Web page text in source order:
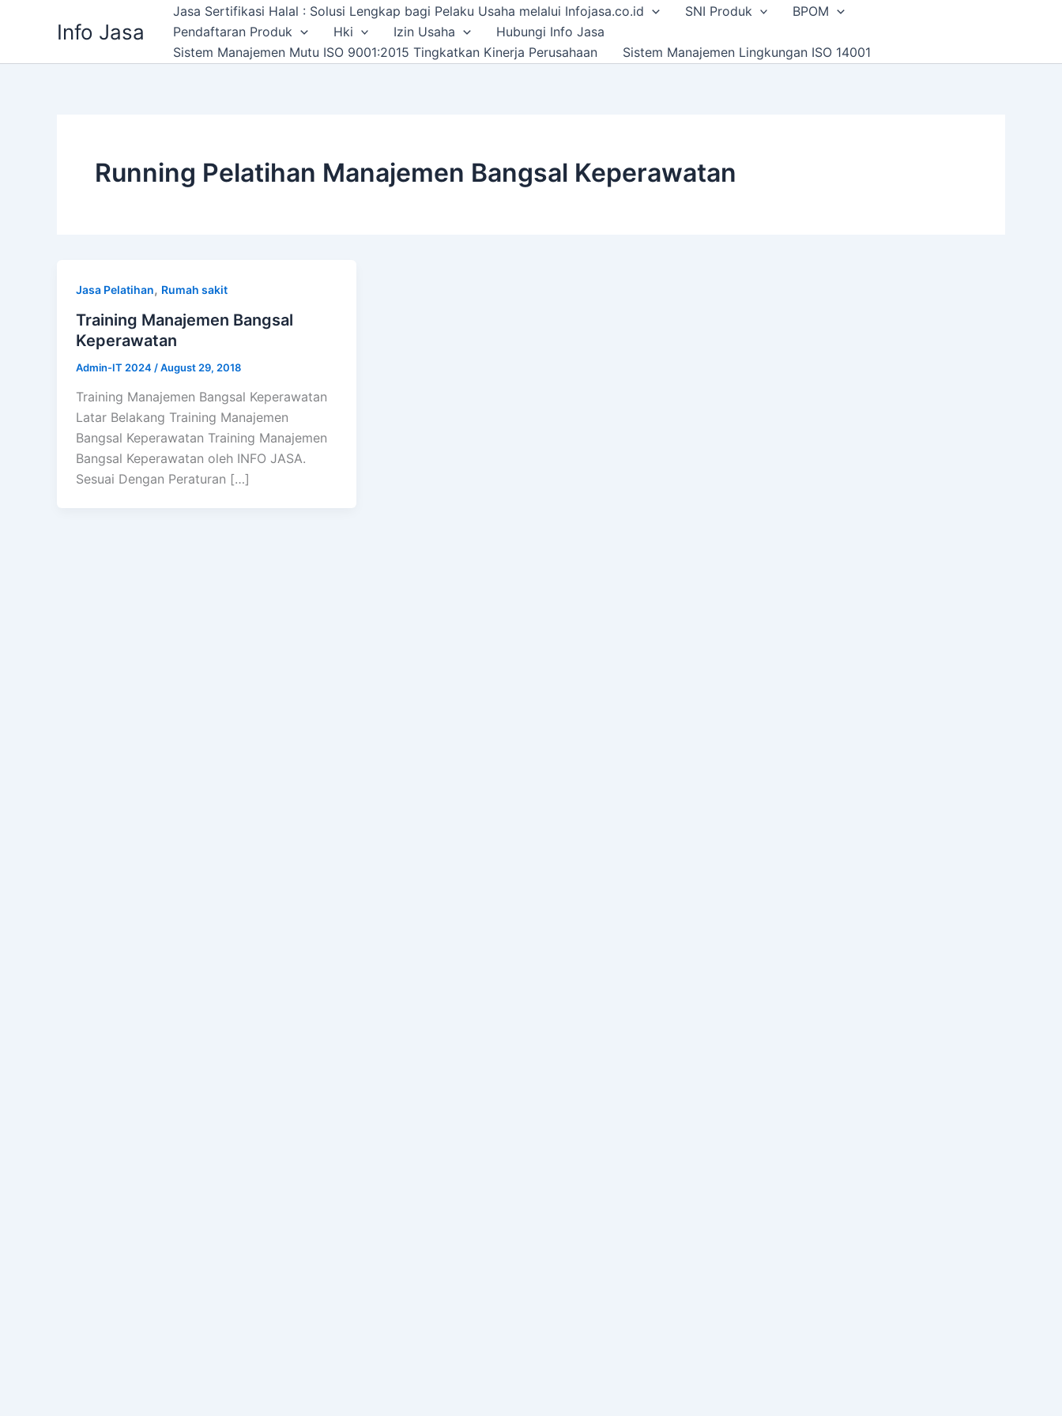
Info Jasa
Jasa Sertifikasi Halal : Solusi Lengkap bagi Pelaku Usaha melalui Infojasa.co.id SNI Produk
BPOM
Pendaftaran Produk
Hki Izin Usaha
Hubungi Info Jasa
Sistem Manajemen Mutu ISO 9001:2015 Tingkatkan Kinerja Perusahaan
Sistem Manajemen Lingkungan ISO 14001
Running Pelatihan Manajemen Bangsal Keperawatan
Jasa Pelatihan, Rumah sakit
Training Manajemen Bangsal
Keperawatan
Admin-IT 2024 /August 29, 2018
Training Manajemen Bangsal Keperawatan
Latar Belakang Training Manajemen
Bangsal Keperawatan Training Manajemen
Bangsal Keperawatan oleh INFO JASA.
Sesuai Dengan Peraturan […]